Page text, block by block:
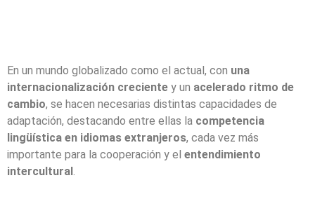
En un mundo globalizado como el actual, con una
internacionalización creciente y un acelerado ritmo de
cambio, se hacen necesarias distintas capacidades de
adaptación, destacando entre ellas la competencia
lingüística en idiomas extranjeros, cada vez más
importante para la cooperación y el entendimiento
intercultural .